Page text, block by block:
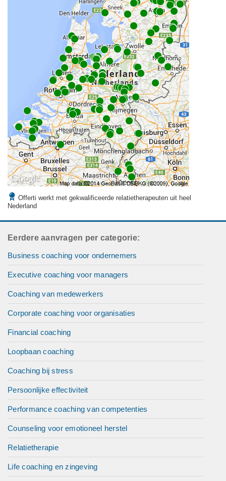
Offerti werkt met gekwalificeerde relatietherapeuten uit heel
Nederland
Eerdere aanvragen per categorie:
Business coaching voor ondernemers
Executive coaching voor managers
Coaching van medewerkers
Corporate coaching voor organisaties
Financial coaching
Loopbaan coaching
Coaching bij stress
Persoonlijke effectiviteit
Performance coaching van competenties
Counseling voor emotioneel herstel
Relatietherapie
Life coaching en zingeving